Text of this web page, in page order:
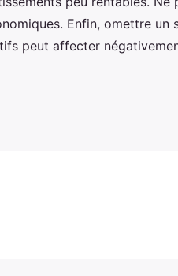
Enfin, omettre un
peut affecter